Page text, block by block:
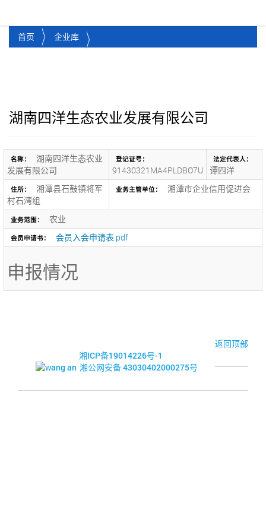
首页 企业库
湖南四洋生态农业发展有限公司
名称：
湖南四洋生态农业
发展有限公司
登记证号：
91430321MA4PLDBO7U
法定代表人：
谭四洋
住所：
湘潭县石鼓镇将军
村石湾组
业务主管单位： 湘潭市企业信用促进会
业务范围： 农业
会员申请书： 会员入会申请表.pdf
申报情况
返回顶部
湘ICP备19014226号-1
湘公网安备 43030402000275号